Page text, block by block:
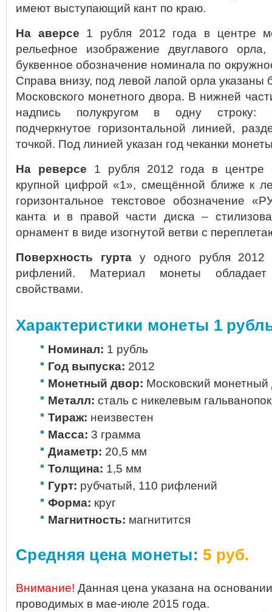
имеют выступающий кант по краю.
На аверсе 1 рубля 2012 года в центре
рельефное изображение двуглавого
буквенное обозначение номинала по
Справа внизу, под левой лапой орла
Московского монетного двора. В нижней
надпись полукругом в одну
подчеркнутое горизонтальной линией,
точкой. Под линией указан год чеканки
На реверсе 1 рубля 2012 года в центре
крупной цифрой «1», смещённой ближе к
горизонтальное текстовое обозначение
канта и в правой части диска –
орнамент в виде изогнутой ветви с
Поверхность гуртау одного рубля 2012
рифлений. Материал монеты обладает
свойствами.
Характеристики монеты 1
Номинал: 1 рубль
Год выпуска: 2012
Монетный двор: Московский
Металл: сталь с никелевым
Тираж: неизвестен
Масса: 3 грамма
Диаметр: 20,5 мм
Толщина: 1,5 мм
Гурт: рубчатый, 110 рифлений
Форма: круг
Магнитность: магнитится
Средняя цена монеты: 5 руб.
Внимание! Данная цена указана на
проводимых в мае-июле 2015 года.